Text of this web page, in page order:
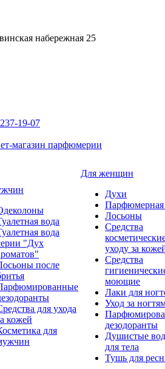
набережная 25
19-07
вода
вода
"Дух
после
для ухода
кожей
для
Для женщин
Духи
Парфюмерная
Лосьоны
Средства
уходу за
Средства
моющие
Лаки для
Уход за
дезодоранты
Душистые
для тела
Тушь для